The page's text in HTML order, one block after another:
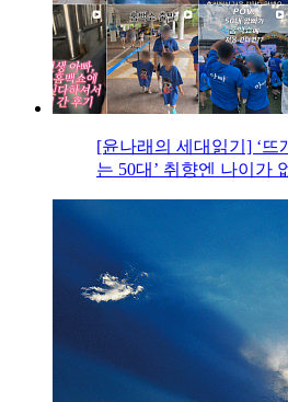
[윤나래의 세대읽기] ‘뜨
는 50대’ 취향엔 나이가